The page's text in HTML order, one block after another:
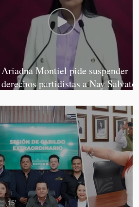
Ariadna Montiel pide suspender
derechos partidistas a Nay Salvatori